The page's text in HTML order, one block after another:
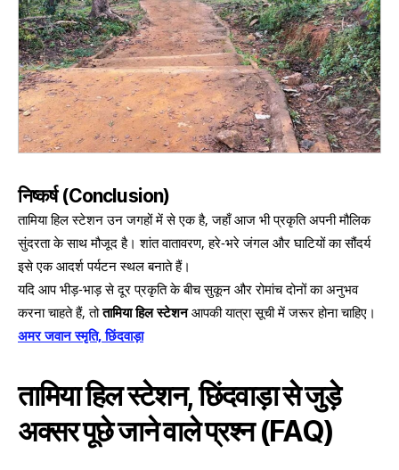
निष्कर्ष(Conclusion)
तामिया हिल स्टेशन उन जगहों में से एक है, जहाँ आज भी प्रकृति अपनी मौलिक
सुंदरता के साथ मौजूद है। शांत वातावरण, हरे-भरे जंगल और घाटियों का सौंदर्य
इसे एक आदर्श पर्यटन स्थल बनाते हैं।
यदि आप भीड़-भाड़ से दूर प्रकृति के बीच सुकून और रोमांच दोनों का अनुभव
करना चाहते हैं, तोतामिया हिल स्टेशनआपकी यात्रा सूची में जरूर होना चाहिए।
अमर जवान स्मृति, छिंदवाड़ा
तामिया हिल स्टेशन, छिंदवाड़ा से जुड़े
अक्सर पूछे जाने वाले प्रश्न (FAQ)